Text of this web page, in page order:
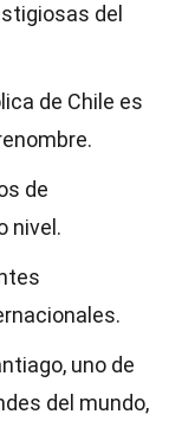
del
de Chile es
de
nivel.
uno de
del mundo,